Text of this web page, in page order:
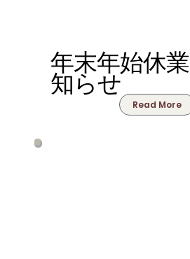
年末年始休
知らせ
Read More